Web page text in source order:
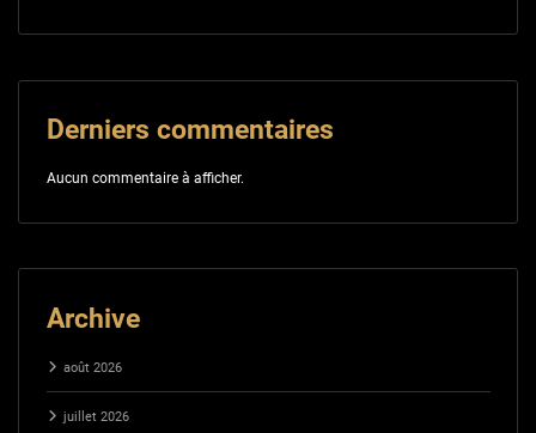
Derniers commentaires
Aucun commentaire à afficher.
Archive
août 2026
juillet 2026